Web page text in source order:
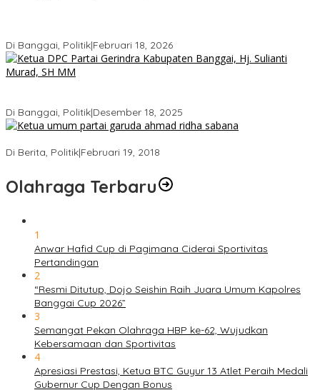
Di Banggai, Politik|Februari 18, 2026
Di Banggai, Politik|Desember 18, 2025
Di Berita, Politik|Februari 19, 2018
Olahraga Terbaru
1
Anwar Hafid Cup di Pagimana Ciderai Sportivitas
Pertandingan
2
“Resmi Ditutup, Dojo Seishin Raih Juara Umum Kapolres
Banggai Cup 2026”
3
Semangat Pekan Olahraga HBP ke-62, Wujudkan
Kebersamaan dan Sportivitas
4
Apresiasi Prestasi, Ketua BTC Guyur 13 Atlet Peraih Medali
Gubernur Cup Dengan Bonus